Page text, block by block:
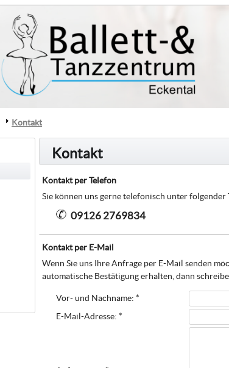
Kontakt
Kontakt
Kontakt per Telefon
Sie können uns gerne telefonisch unter
09126 2769834
Kontakt per E-Mail
Wenn Sie uns Ihre Anfrage per E-Mail senden
automatische Bestätigung erhalten, dann
Vor- und Nachname: *
E-Mail-Adresse: *